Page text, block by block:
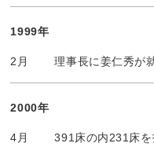
1999年
2月 理事長に姜仁秀が
2000年
4月 391床の内231床